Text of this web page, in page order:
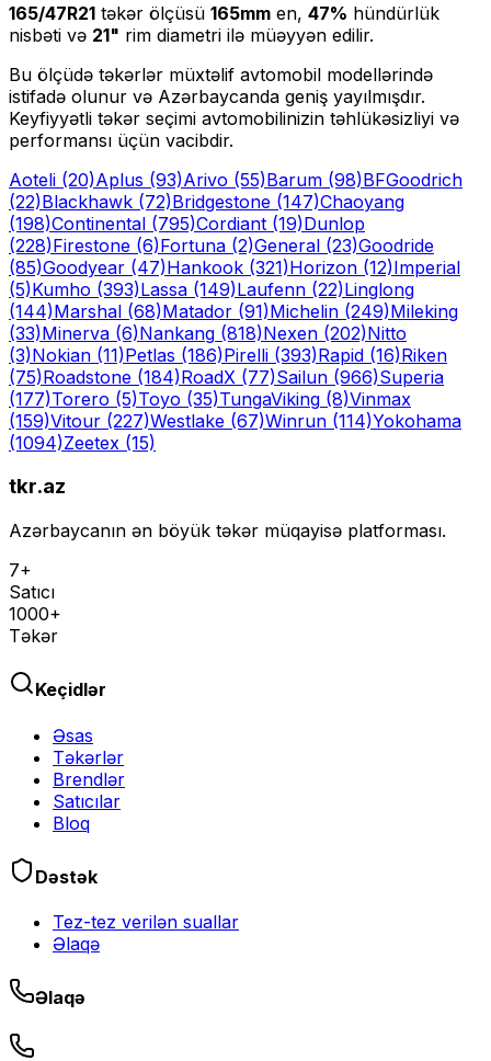
165/47R21 təkər ölçüsü 165mm en, 47% hündürlük
nisbəti və 21" rim diametri ilə müəyyən edilir.
Bu ölçüdə təkərlər müxtəlif avtomobil modellərində
istifadə olunur və Azərbaycanda geniş yayılmışdır.
Keyfiyyətli təkər seçimi avtomobilinizin təhlükəsizliyi və
performansı üçün vacibdir.
Aoteli (20)Aplus (93)Arivo (55)Barum (98)BFGoodrich
(22)Blackhawk (72)Bridgestone (147)Chaoyang
(198)Continental (795)Cordiant (19)Dunlop
(228)Firestone (6)Fortuna (2)General (23)Goodride
(85)Goodyear (47)Hankook (321)Horizon (12)Imperial
(5)Kumho (393)Lassa (149)Laufenn (22)Linglong
(144)Marshal (68)Matador (91)Michelin (249)Mileking
(33)Minerva (6)Nankang (818)Nexen (202)Nitto
(3)Nokian (11)Petlas (186)Pirelli (393)Rapid (16)Riken
(75)Roadstone (184)RoadX (77)Sailun (966)Superia
(177)Torero (5)Toyo (35)TungaViking (8)Vinmax
(159)Vitour (227)Westlake (67)Winrun (114)Yokohama
(1094)Zeetex (15)
tkr.az
Azərbaycanın ən böyük təkər müqayisə platforması.
7+
Satıcı
1000+
Təkər
Keçidlər
Əsas
Təkərlər
Brendlər
Satıcılar
Bloq
Dəstək
Tez-tez verilən suallar
Əlaqə
Əlaqə